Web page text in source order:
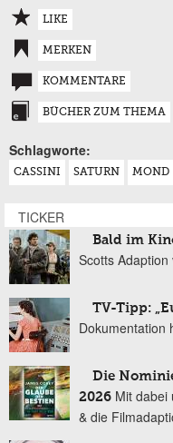
LIKE
MERKEN
KOMMENTARE
BÜCHER ZUM THEMA
Schlagworte:
CASSINI SATURN MOND
TICKER
Bald im
Scotts
TV-Tipp:
Dokumentation
Die
2026 Mit dabei
& die